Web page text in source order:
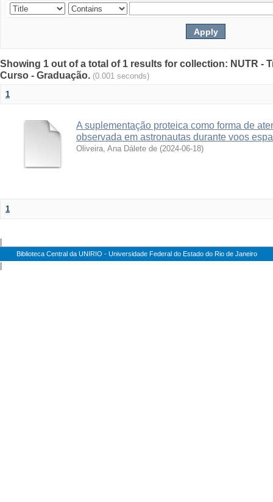
Showing 1 out of a total of 1 results for collection: NUTR -
Curso - Graduação. (0.001 seconds)
1
A suplementação proteica como forma de
observada em astronautas durante voos
Oliveira, Ana Dálete de (2024-06-18)
1
Biblioteca Central da UNIRIO - Universidade Federal do Estado do Rio de Janeiro